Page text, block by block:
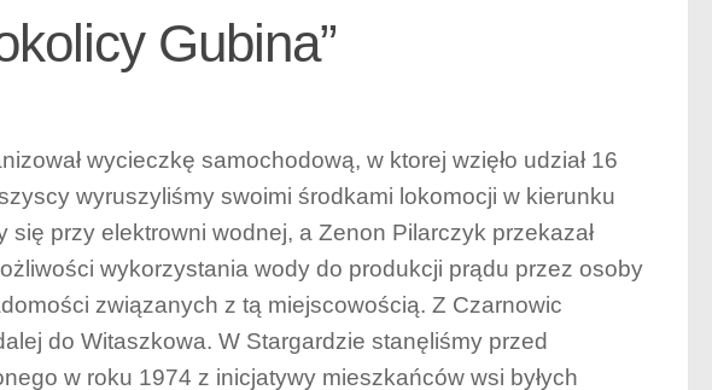
Gubina”
wycieczkę samochodową, w ktorej wzięło udział 16
wyruszyliśmy swoimi środkami lokomocji w kierunku
przy elektrowni wodnej, a Zenon Pilarczyk przekazał
wykorzystania wody do produkcji prądu przez osoby
związanych z tą miejscowością. Z Czarnowic
do Witaszkowa. W Stargardzie stanęliśmy przed
w roku 1974 z inicjatywy mieszkańców wsi byłych